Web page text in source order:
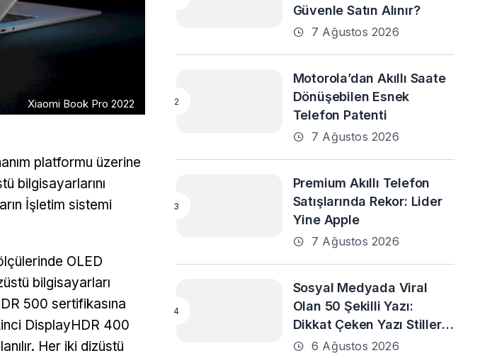
Xiaomi Book Pro 2022
platformu üzerine
bilgisayarlarını
İşletim sistemi
OLED
bilgisayarları
500 sertifikasına
DisplayHDR 400
Her iki dizüstü
Güvenle Satın Alınır?
7 Ağustos 2026
Motorola’dan Akıllı Saate
Dönüşebilen Esnek
Telefon Patenti
7 Ağustos 2026
Premium Akıllı Telefon
Satışlarında Rekor: Lider
Yine Apple
7 Ağustos 2026
Sosyal Medyada Viral
Olan 50 Şekilli Yazı:
Dikkat Çeken Yazı Stilleri
ve En Popüler Örnekler
6 Ağustos 2026